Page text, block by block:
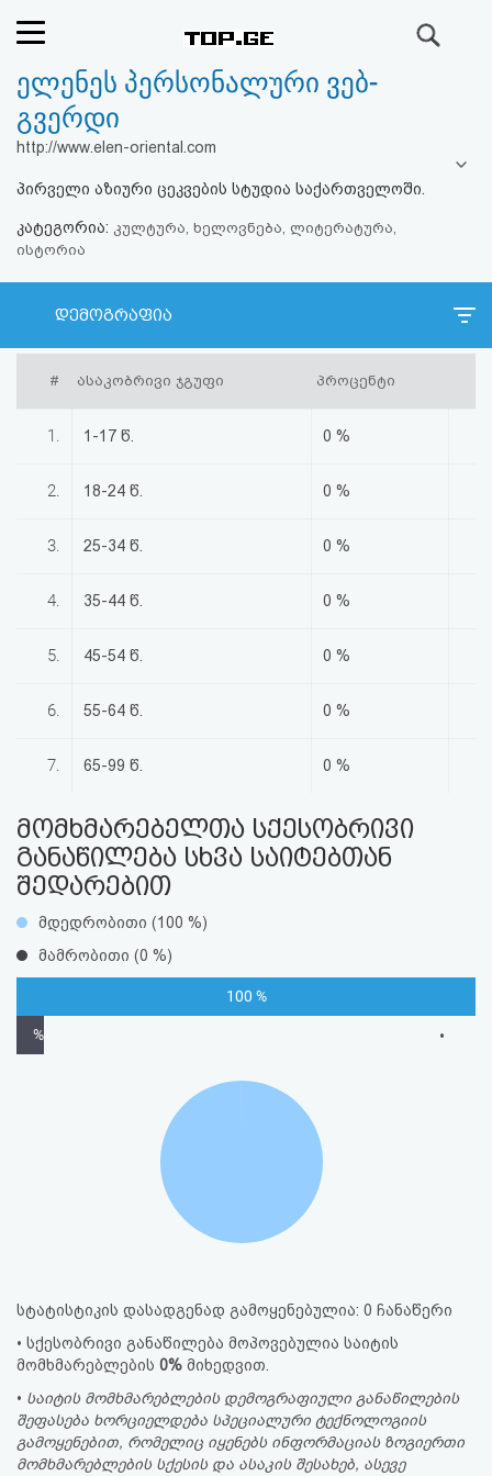
რეიტინგი
(მთავარი)
ფოსტა
კითხვა-
ავტორიზაცია
რეგისტრაცია
კოდი
სალიცენზიო
შეთანხმება
უარყოფა
ელენეს პერსონალური ვებ-
გვერდი
http://www.elen-oriental.com
პირველი აზიური ცეკვების სტუდია საქართველოში.
კატეგორია: კულტურა, ხელოვნება, ლიტერატურა,
ისტორია
დემოგრაფია
# ასაკობრივი ჯგუფი პროცენტი
1. 1-17 წ. 0 %
2. 18-24 წ. 0 %
3. 25-34 წ. 0 %
4. 35-44 წ. 0 %
5. 45-54 წ. 0 %
6. 55-64 წ. 0 %
7. 65-99 წ. 0 %
მომხმარებელთა სქესობრივი
განაწილება სხვა საიტებთან
შედარებით
მდედრობითი (100 %)
მამრობითი (0 %)
100 %
% •
სტატისტიკის დასადგენად გამოყენებულია: 0 ჩანაწერი
• სქესობრივი განაწილება მოპოვებულია საიტის
მომხმარებლების 0% მიხედვით.
• საიტის მომხმარებლების დემოგრაფიული განაწილების
შეფასება ხორციელდება სპეციალური ტექნოლოგიის
გამოყენებით, რომელიც იყენებს ინფორმაციას ზოგიერთი
მომხმარებლების სქესის და ასაკის შესახებ, ასევე